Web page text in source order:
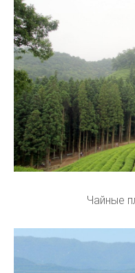
Чайные